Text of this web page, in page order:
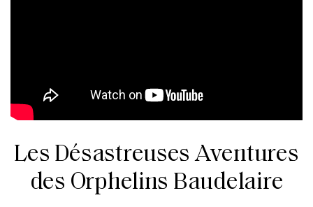
Les Désastreuses Aventures
des Orphelins Baudelaire